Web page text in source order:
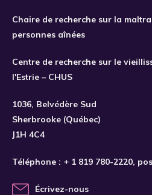
Chaire de recherche sur la
personnes aînées
Centre de recherche sur le
l'Estrie – CHUS
1036, Belvédère Sud
Sherbrooke (Québec)
J1H 4C4
Téléphone : + 1 819 780-2220,
Écrivez-nous